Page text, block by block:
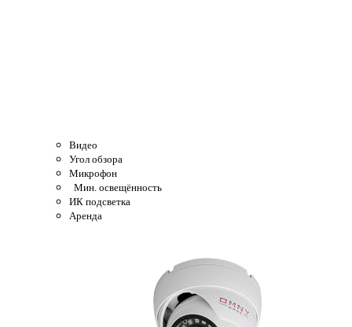
Видео
Угол обзора
Микрофон
Мин. освещённость
ИК подсветка
Аренда